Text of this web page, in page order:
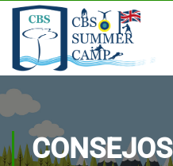
CONSEJOS